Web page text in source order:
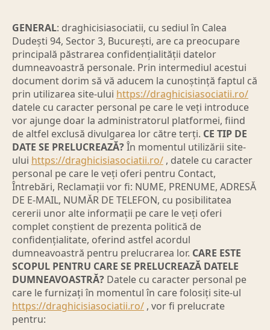
GENERAL: draghicisiasociatii, cu sediul în Calea
Dudești 94, Sector 3, București, are ca preocupare
principală păstrarea confidențialității datelor
dumneavoastră personale. Prin intermediul acestui
document dorim să vă aducem la cunoștință faptul că
prin utilizarea site-ului https://draghicisiasociatii.ro/
datele cu caracter personal pe care le veți introduce
vor ajunge doar la administratorul platformei, fiind
de altfel exclusă divulgarea lor către terți. CE TIP DE
DATE SE PRELUCREAZĂ?În momentul utilizării site-
ului https://draghicisiasociatii.ro/ , datele cu caracter
personal pe care le veți oferi pentru Contact,
Întrebări, Reclamații vor fi: NUME, PRENUME, ADRESĂ
DE E-MAIL, NUMĂR DE TELEFON, cu posibilitatea
cererii unor alte informații pe care le veți oferi
complet conștient de prezenta politică de
confidențialitate, oferind astfel acordul
dumneavoastră pentru prelucrarea lor. CARE ESTE
SCOPUL PENTRU CARE SE PRELUCREAZĂ DATELE
DUMNEAVOASTRĂ? Datele cu caracter personal pe
care le furnizați în momentul în care folosiți site-ul
https://draghicisiasociatii.ro/ , vor fi prelucrate
pentru: